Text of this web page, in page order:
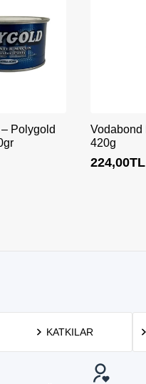
– Polygold
Vodabond
420g
224,00TL
KATKILAR